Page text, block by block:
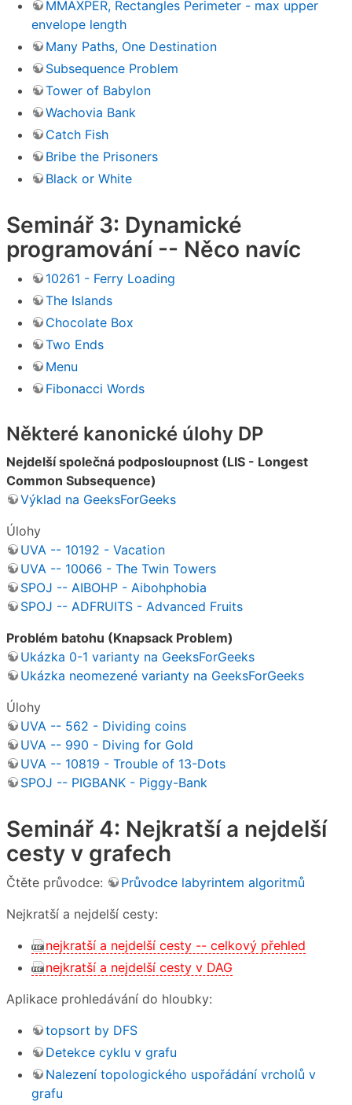
MMAXPER, Rectangles Perimeter - max upper
envelope length
Many Paths, One Destination
Subsequence Problem
Tower of Babylon
Wachovia Bank
Catch Fish
Bribe the Prisoners
Black or White
Seminář 3: Dynamické
programování -- Něco navíc
10261 - Ferry Loading
The Islands
Chocolate Box
Two Ends
Menu
Fibonacci Words
Některé kanonické úlohy DP
Nejdelší společná podposloupnost (LIS - Longest
Common Subsequence)
Výklad na GeeksForGeeks
Úlohy
UVA -- 10192 - Vacation
UVA -- 10066 - The Twin Towers
SPOJ -- AIBOHP - Aibohphobia
SPOJ -- ADFRUITS - Advanced Fruits
Problém batohu (Knapsack Problem)
Ukázka 0-1 varianty na GeeksForGeeks
Ukázka neomezené varianty na GeeksForGeeks
Úlohy
UVA -- 562 - Dividing coins
UVA -- 990 - Diving for Gold
UVA -- 10819 - Trouble of 13-Dots
SPOJ -- PIGBANK - Piggy-Bank
Seminář 4: Nejkratší a nejdelší
cesty v grafech
Čtěte průvodce:
Průvodce labyrintem algoritmů
Nejkratší a nejdelší cesty:
nejkratší a nejdelší cesty -- celkový přehled
nejkratší a nejdelší cesty v DAG
Aplikace prohledávání do hloubky:
topsort by DFS
Detekce cyklu v grafu
Nalezení topologického uspořádání vrcholů v
grafu